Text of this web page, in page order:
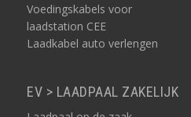
Voedingskabels voor
laadstation CEE
Laadkabel auto verlengen
EV > LAADPAAL ZAKELIJK